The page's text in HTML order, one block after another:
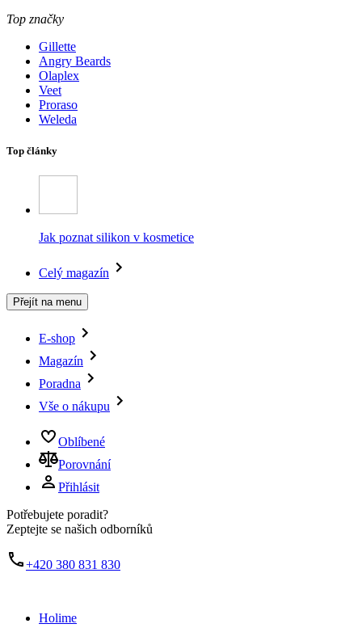
Top značky
Gillette
Angry Beards
Olaplex
Veet
Proraso
Weleda
Top články
Jak poznat silikon v kosmetice
Celý magazín
Přejít na menu
E-shop
Magazín
Poradna
Vše o nákupu
Oblíbené
Porovnání
Přihlásit
Potřebujete poradit?
Zeptejte se našich odborníků
+420 380 831 830
Holime